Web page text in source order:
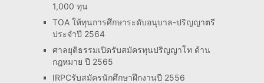
1,000 ทุน
TOA ให้ทุนการศึกษาระดับอนุบาล-ปริญญาตรี
ประจำปี 2564
ศาลยุติธรรมเปิดรับสมัครทุนปริญญาโท ด้าน
กฎหมาย ปี 2565
IRPCรับสมัครนักศึกษาฝึกงานปี 2556